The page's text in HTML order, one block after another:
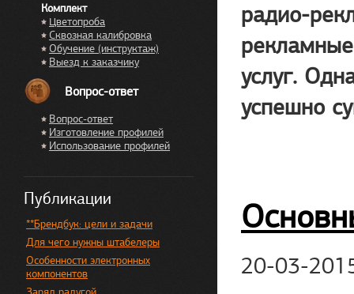
Комплект
Цветопроба
Сквозная калибровка
Обучение (инструктаж)
Выезд к заказчику
Вопрос-ответ
Вопрос-ответ
Изготовление профилей
Использование профилей
Публикации
**Брендбук: цели и задачи
Для чего нужны штабелеры
Особенности электронных
компонентов
радио-
услуг.
успешно
20-03-